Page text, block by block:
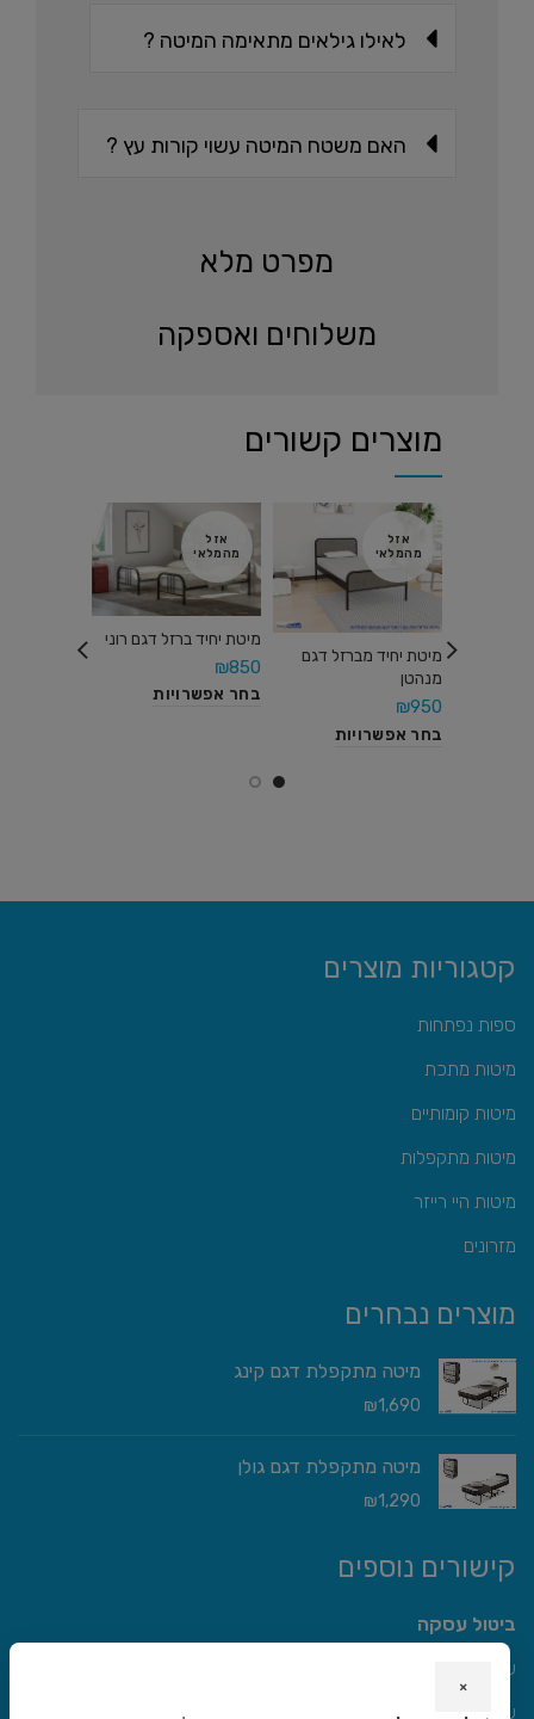
לאילו גילאים מתאימה המיטה ?
האם משטח המיטה עשוי קורות עץ ?
מפרט מלא
משלוחים ואספקה
מוצרים קשורים
אזל
מהמלאי
מיטת יחיד מברזל דגם
מנהטן
₪950
בחר אפשרויות
אזל
מהמלאי
מיטת יחיד ברזל דגם רוני
₪850
בחר אפשרויות
קטגוריות מוצרים
ספות נפתחות
מיטות מתכת
מיטות קומותיים
מיטות מתקפלות
מיטות היי רייזר
מזרונים
מוצרים נבחרים
מיטה מתקפלת דגם קינג
₪1,690
מיטה מתקפלת דגם גולן
₪1,290
קישורים נוספים
ביטול עסקה
שירות לקוחות
שאלות תשובות
×